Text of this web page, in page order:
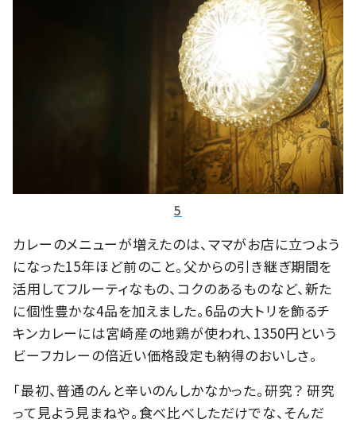
5
カレーのメニューが増えたのは、ママがお店に立つよう
になった15年ほど前のこと。父からの引き継ぎ期間を
活用してフルーティなもの、コクのあるものなど、新た
に個性豊かな4品を加えました。6品の大トリを飾るチ
キンカレーには宮崎産の地鶏が使われ、1350円という
ビーフカレーの倍近い価格設定も納得のおいしさ。
「最初、普通のんと辛いのんしかなかった。研究？ 研究
って見よう見まねや。食べ比べしただけでな、そんだ